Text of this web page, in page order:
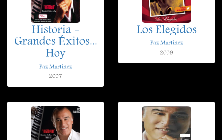
Historia -
Grandes Éxitos...
Hoy
Paz Martinez
2007
Los Elegidos
Paz Martinez
2009